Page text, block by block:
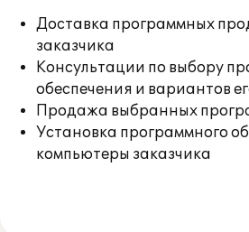
Доставка программных
заказчика
Консультации по выбору
обеспечения и вариантов
Продажа выбранных
Установка программного
компьютеры заказчика